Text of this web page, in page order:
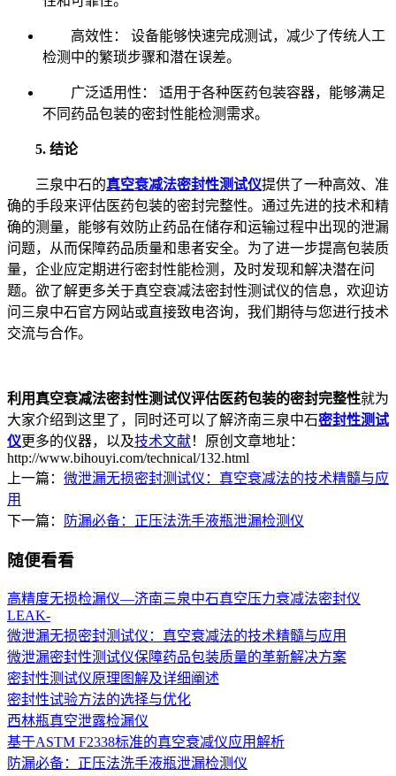
高效性： 设备能够快速完成测试，减少了传统人工
检测中的繁琐步骤和潜在误差。
广泛适用性： 适用于各种医药包装容器，能够满足
不同药品包装的密封性能检测需求。
5. 结论
三泉中石的真空衰减法密封性测试仪提供了一种高效、准
确的手段来评估医药包装的密封完整性。通过先进的技术和精
确的测量，能够有效防止药品在储存和运输过程中出现的泄漏
问题，从而保障药品质量和患者安全。为了进一步提高包装质
量，企业应定期进行密封性能检测，及时发现和解决潜在问
题。欲了解更多关于真空衰减法密封性测试仪的信息，欢迎访
问三泉中石官方网站或直接致电咨询，我们期待与您进行技术
交流与合作。
利用真空衰减法密封性测试仪评估医药包装的密封完整性就为
大家介绍到这里了，同时还可以了解济南三泉中石密封性测试
仪更多的仪器，以及技术文献！原创文章地址：
http://www.bihouyi.com/technical/132.html
上一篇： 微泄漏无损密封测试仪：真空衰减法的技术精髓与应
用
下一篇：
防漏必备：正压法洗手液瓶泄漏检测仪
随便看看
高精度无损检漏仪—济南三泉中石真空压力衰减法密封仪
LEAK-
微泄漏无损密封测试仪：真空衰减法的技术精髓与应用
微泄漏密封性测试仪保障药品包装质量的革新解决方案
密封性测试仪原理图解及详细阐述
密封性试验方法的选择与优化
西林瓶真空泄露检漏仪
基于ASTM F2338标准的真空衰减仪应用解析
防漏必备：正压法洗手液瓶泄漏检测仪